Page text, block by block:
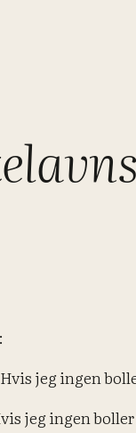
Hvis jeg ingen
jeg ingen boller